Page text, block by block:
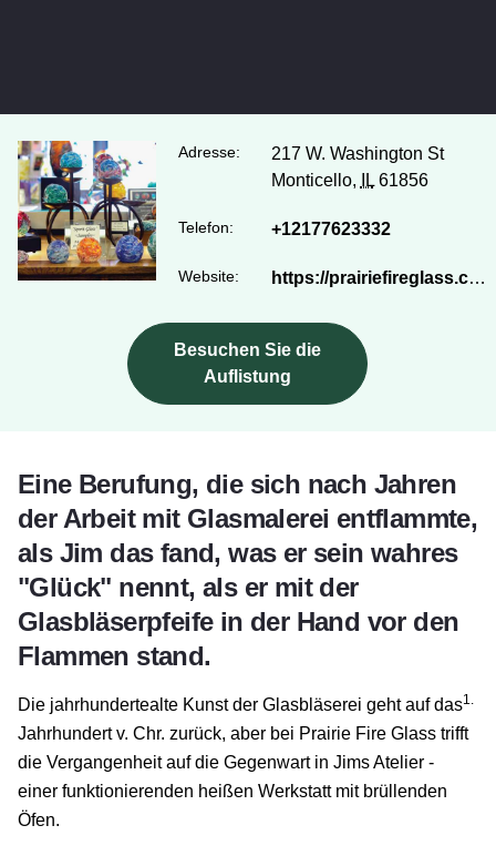
Adresse:
217 W. Washington St
Monticello,
IL61856
Telefon: +12177623332
Website: https://prairiefireglass.com/
Besuchen Sie die
Auflistung
Eine Berufung, die sich nach Jahren
der Arbeit mit Glasmalerei entflammte,
als Jim das fand, was er sein wahres
"Glück" nennt, als er mit der
Glasbläserpfeife in der Hand vor den
Flammen stand.
Die jahrhundertealte Kunst der Glasbläserei geht auf das1.
Jahrhundert v. Chr. zurück, aber bei Prairie Fire Glass trifft
die Vergangenheit auf die Gegenwart in Jims Atelier -
einer funktionierenden heißen Werkstatt mit brüllenden
Öfen.